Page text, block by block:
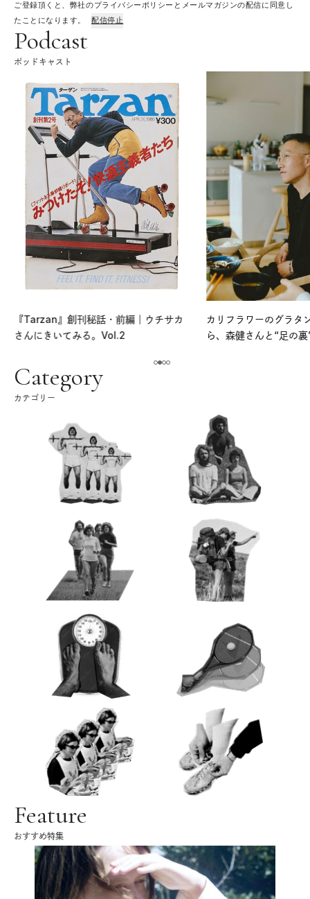
ご登録頂くと、弊社のプライバシーポリシーとメールマガジンの配信に同意し
たことになります。
配信停止
Podcast
ポッドキャスト
『Tarzan』創刊秘話・前編｜ウチサカ
さんにきいてみる。Vol.2
カリフラワーのグラタ
ら、森健さんと“足の
Category
カテゴリー
Feature
おすすめ特集